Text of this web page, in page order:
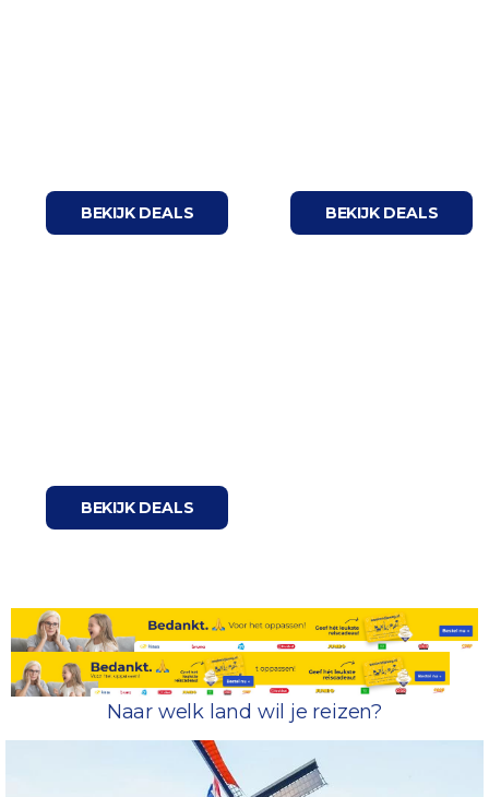
BEKIJK DEALS BEKIJK DEALS
BEKIJK DEALS
Naar welk land wil je reizen?